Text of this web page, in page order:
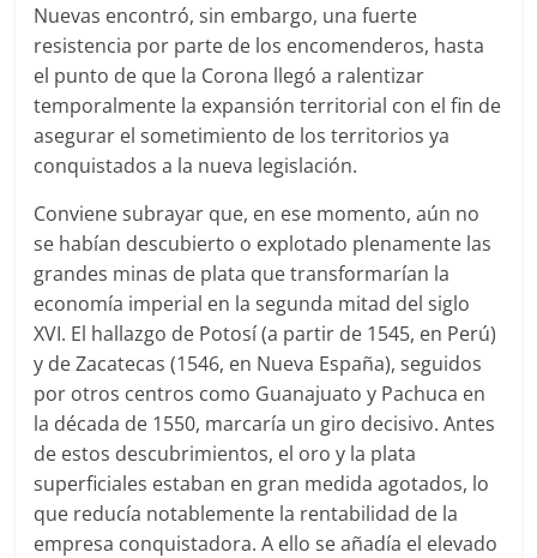
Nuevas encontró, sin embargo, una fuerte
resistencia por parte de los encomenderos, hasta
el punto de que la Corona llegó a ralentizar
temporalmente la expansión territorial con el fin de
asegurar el sometimiento de los territorios ya
conquistados a la nueva legislación.
Conviene subrayar que, en ese momento, aún no
se habían descubierto o explotado plenamente las
grandes minas de plata que transformarían la
economía imperial en la segunda mitad del siglo
XVI. El hallazgo de Potosí (a partir de 1545, en Perú)
y de Zacatecas (1546, en Nueva España), seguidos
por otros centros como Guanajuato y Pachuca en
la década de 1550, marcaría un giro decisivo. Antes
de estos descubrimientos, el oro y la plata
superficiales estaban en gran medida agotados, lo
que reducía notablemente la rentabilidad de la
empresa conquistadora. A ello se añadía el elevado